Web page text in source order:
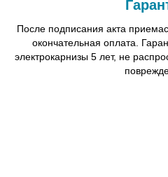
После подписания акта
окончательная оплата.
электрокарнизы 5 лет, не